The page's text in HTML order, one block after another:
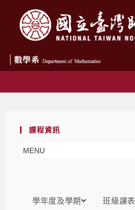
課程資訊
MENU
學年度及學期 班級課表